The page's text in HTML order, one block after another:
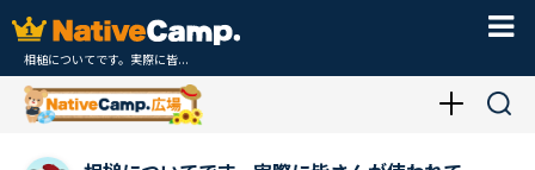
相槌についてです。実際に皆...